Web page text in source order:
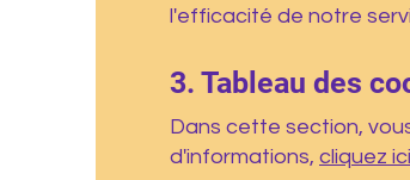
l'efficacité de notre
3. Tableau des
Dans cette section,
d'informations, cliquez ici